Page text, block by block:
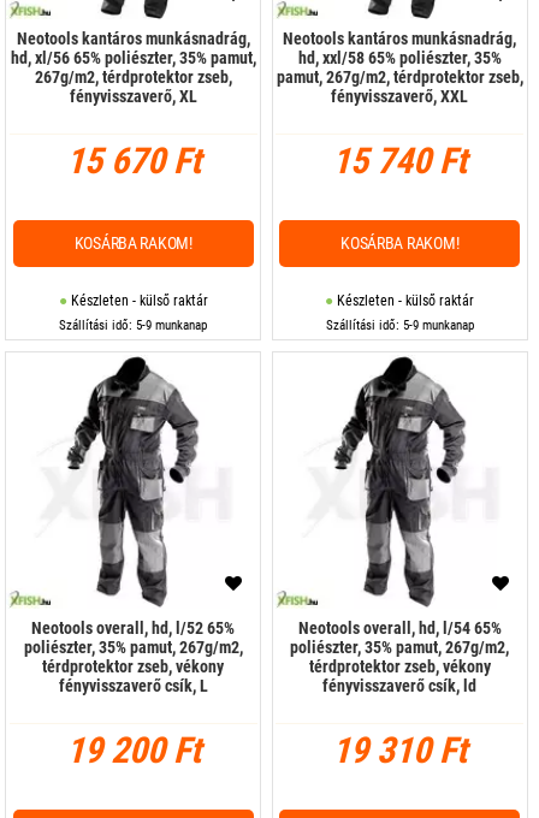
Neotools kantáros munkásnadrág,
hd, xl/56 65% poliészter, 35% pamut,
267g/m2, térdprotektor zseb,
fényvisszaverő, XL
15 670 Ft
Készleten - külső raktár
Szállítási idő: 5-9 munkanap
KOSÁRBA RAKOM!
Neotools kantáros munkásnadrág,
hd, xxl/58 65% poliészter, 35%
pamut, 267g/m2, térdprotektor zseb,
fényvisszaverő, XXL
15 740 Ft
Készleten - külső raktár
Szállítási idő: 5-9 munkanap
KOSÁRBA RAKOM!
Neotools overall, hd, l/52 65%
poliészter, 35% pamut, 267g/m2,
térdprotektor zseb, vékony
fényvisszaverő csík, L
19 200 Ft
Neotools overall, hd, l/54 65%
poliészter, 35% pamut, 267g/m2,
térdprotektor zseb, vékony
fényvisszaverő csík, ld
19 310 Ft